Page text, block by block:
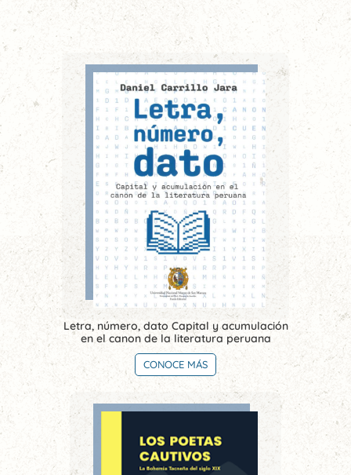
Letra, número, dato Capital y acumulación
en el canon de la literatura peruana
CONOCE MÁS